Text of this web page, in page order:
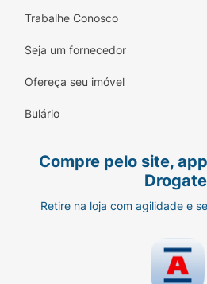
Trabalhe Conosco
Seja um fornecedor
Ofereça seu imóvel
Bulário
Compre pelo site,
Retire na loja com agilidade e